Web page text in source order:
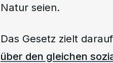
Natur seien.
Das Gesetz zielt
über den gleichen